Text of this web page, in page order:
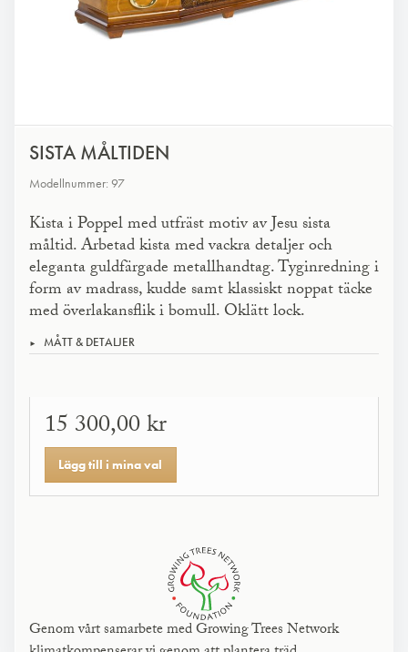
SISTA MÅLTIDEN
Modellnummer: 97
Kista i Poppel med utfräst motiv av Jesu sista
måltid. Arbetad kista med vackra detaljer och
eleganta guldfärgade metallhandtag. Tyginredning i
form av madrass, kudde samt klassiskt noppat täcke
med överlakansflik i bomull. Oklätt lock.
MÅTT & DETALJER
15 300,00 kr
Lägg till i mina val
Genom vårt samarbete med Growing Trees Network